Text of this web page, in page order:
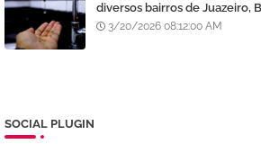
diversos bairros de Juazeiro,
manutenção e lavagem de
3/20/2026 08:12:00 AM
SOCIAL PLUGIN